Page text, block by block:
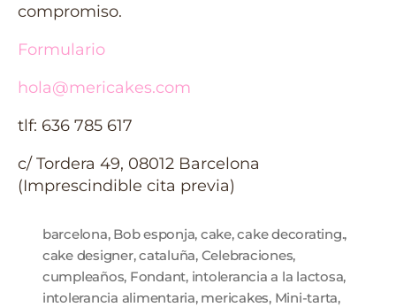
compromiso.
Formulario
hola@mericakes.com
tlf: 636 785 617
c/ Tordera 49, 08012 Barcelona
(Imprescindible cita previa)
barcelona, Bob esponja, cake,cake decorating.,
cake designer,cataluña, Celebraciones,
cumpleaños, Fondant, intolerancia a la lactosa,
intolerancia alimentaria, mericakes, Mini-tarta,